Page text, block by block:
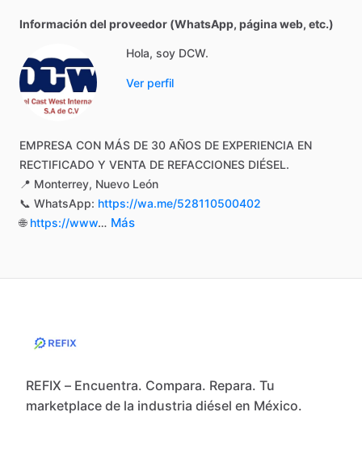
Información del proveedor (WhatsApp, página web, etc.)
Hola, soy DCW.
Ver perfil
EMPRESA CON MÁS DE 30 AÑOS DE EXPERIENCIA EN
RECTIFICADO Y VENTA DE REFACCIONES DIÉSEL.
📍 Monterrey, Nuevo León
📞 WhatsApp: https://wa.me/528110500402
🌐 https://www… Más
REFIX – Encuentra. Compara. Repara. Tu
marketplace de la industria diésel en México.